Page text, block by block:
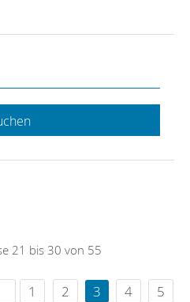
21 bis 30 von 55
1 2 3 4
5